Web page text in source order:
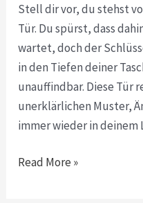
Stell dir vor, du stehst
Tür. Du spürst, dass
wartet, doch der
in den Tiefen deiner
unauffindbar. Diese Tür
unerklärlichen Muster,
immer wieder in deinem
dein
Unterbewusstsein
dein
Leben
lenkt
Read More »